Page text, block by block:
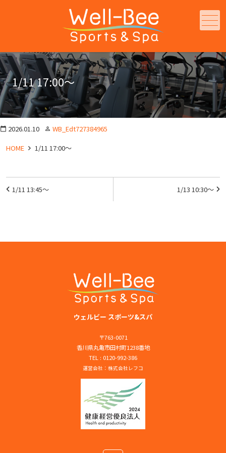
メニュー
1/11 17:00～
calendar_today 2026.01.10 person_outline WB_Edt727384965
HOME 1/11 17:00～
投
ビ
1/13 10:30～
1/11 13:45～
ウェルビー スポーツ&スパ
〒763-0071
香川県丸亀市田村町1238番地
TEL : 0120-992-386
運営会社： 株式会社レフコ